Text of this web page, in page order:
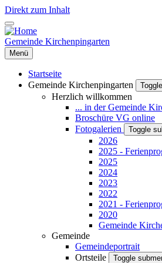
Direkt zum Inhalt
Gemeinde Kirchenpingarten
Menü
Startseite
Gemeinde Kirchenpingarten
Herzlich willkommen
... in der Gemeinde
Broschüre VG online
Fotogalerien
Toggle
2026
2025 -
2025
2024
2023
2022
2021 -
2020
Gemeinde
Gemeinde
Gemeindeportrait
Ortsteile
Toggle